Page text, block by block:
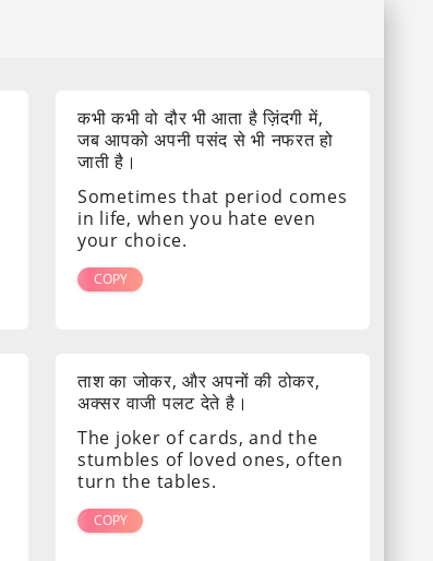
कभी कभी वो दौर भी आता है ज़िंदगी में,
जब आपको अपनी पसंद से भी नफरत हो
जाती है।
Sometimes that period comes
in life, when you hate even
your choice.
COPY
ताश का जोकर, और अपनों की ठोकर,
अक्सर वाजी पलट देते है।
The joker of cards, and the
stumbles of loved ones, often
turn the tables.
COPY